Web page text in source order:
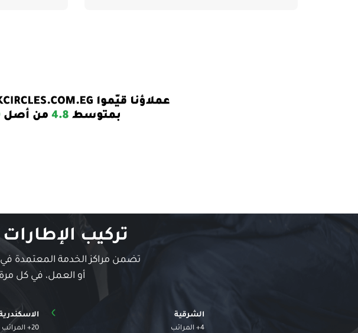
تركيب
تضمن مراكز الخدمة المعتمدة في
أو العمل، في كل
الشرقية
4+ المرائب
›
20+ المرائب